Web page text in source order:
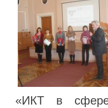
«ИКТ в